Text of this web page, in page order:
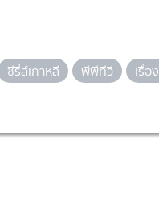
ซีรี่ส์เกาหลี พีพีทีวี เรื่อ